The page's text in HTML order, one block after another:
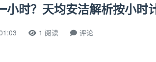
小时？天均安洁解析按小时
1 阅读 评论